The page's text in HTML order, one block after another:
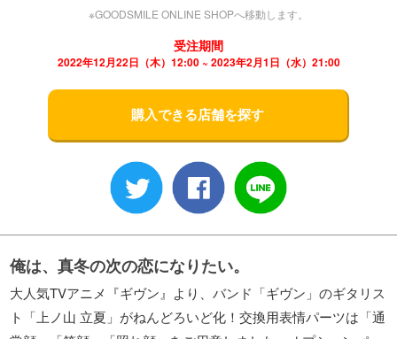
※GOODSMILE ONLINE SHOPへ移動します。
受注期間
2022年12月22日（木）12:00 ~ 2023年2月1日（水）21:00
購入できる店舗を探す
俺は、真冬の次の恋になりたい。
大人気TVアニメ『ギヴン』より、バンド「ギヴン」のギタリス
ト「上ノ山 立夏」がねんどろいど化！交換用表情パーツは「通